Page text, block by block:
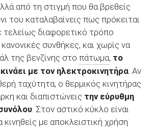
από τη στιγμή που θα βρεθείς
του καταλαβαίνεις πως πρόκειται
τελείως διαφορετικό τρόπο
συνθήκες, και χωρίς να
της βενζίνης στο πάτωμα, το
με τον ηλεκτροκινητήρα. Αν
ταχύτητα, ο θερμικός κινητήρας
και διαπιστώνεις την εύρυθμη
. Στον αστικό κύκλο είναι
με αποκλειστική χρήση